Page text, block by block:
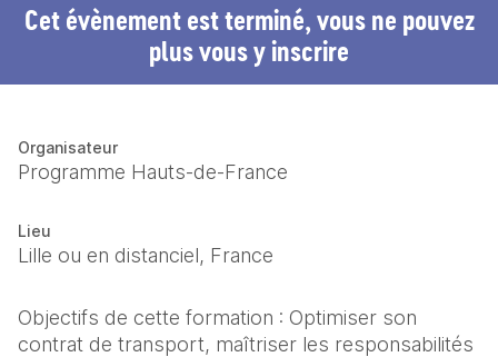
Cet évènement est terminé, vous ne pouvez
plus vous y inscrire
Organisateur
Programme Hauts-de-France
Lieu
Lille ou en distanciel, France
Objectifs de cette formation : Optimiser son
contrat de transport, maîtriser les responsabilités